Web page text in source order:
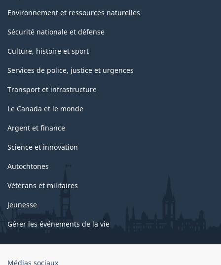
Environnement et ressources naturelles
Sécurité nationale et défense
Culture, histoire et sport
Services de police, justice et urgences
Transport et infrastructure
Le Canada et le monde
Argent et finance
Science et innovation
Autochtones
Vétérans et militaires
Jeunesse
Gérer les événements de la vie
Organisation
Médias sociaux